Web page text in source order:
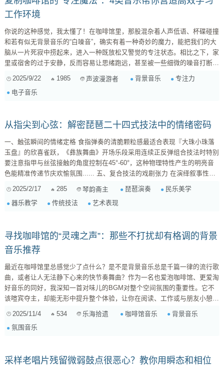
工作环境
你说的这种感觉，我太懂了！在咖啡馆里，那股混杂着人声低语、杯碟碰撞
和若有似无背景音乐的“白噪音”，确实有着一种奇妙的魔力，能把我们的大
脑从一片死寂中捞起来，进入一种既放松又警觉的专注状态。相比之下，家
里或宿舍的过于安静，反而容易让思绪跑远，甚至被一些细微的噪音打断。
你提到需要那种“恰到好处的干扰”，既能掩盖更具侵扰性的噪音，又能让大
脑保持适度活跃，不至于因为太安静而神游，同时最好还有点“聪明”或“故事
感”，这正是我们寻找“工作/学习背景音乐”的关键。 这其实涉及到心理声学
2025/9/22 1985 声波漫游者 背景音乐
专注力
电子音乐
从指尖到心弦：解密琵琶二十四式技法中的情绪密码
一、触弦瞬间的情绪定格 食指弹奏的清脆颗粒感最适合表现『大珠小珠落
玉盘』的欣喜雀跃，《彝族舞曲》开场乐段采用连续正反弹组合技法时特别
要注意指甲与丝弦接触的角度控制在45°-60°，这种物理特性产生的明亮音
色能精准传递节庆欢愉氛围...... 五、复合技法的戏剧张力 在演绎叙事性乐
曲《草原小姐妹》风雪段落时交替使用长轮带打音和绞二弦的特殊组合手
法：先用每分钟480次的高频轮值制造密集雪粒听觉效果；随后突然转为单
音重扣象征马蹄深陷雪坑；接着快速提拉子弦配合右手掌拍面板模拟狂风呼
2025/2/17 285 琴韵斋主 琵琶演奏
民乐美学
器乐教学
传统技法 艺术表现
寻找咖啡馆的“灵魂之声”：那些不打扰却有格调的背景
音乐推荐
最近在咖啡馆里总感觉少了点什么？是不是背景音乐总是千篇一律的流行歌
曲，或者让人无法静下心来的快节奏舞曲？作为一名也爱泡咖啡馆、更爱淘
好音乐的同好，我深知一首对味儿的BGM对整个空间氛围的重要性。它不
该喧宾夺主，却能无形中提升整个体验，让你在阅读、工作或与朋友小憩
合在咖啡馆里播放的音乐风格，它们大多不那么“流行”，但胜在有品质、有
深度，且能营造出那种让人安心沉浸的氛围。希望这份小小的私藏歌单，能
2025/11/4 534 乐海拾遗 咖啡馆音乐
背景音乐
氛围音乐
采样老唱片残留微弱鼓点很恶心？教你用瞬态和相位